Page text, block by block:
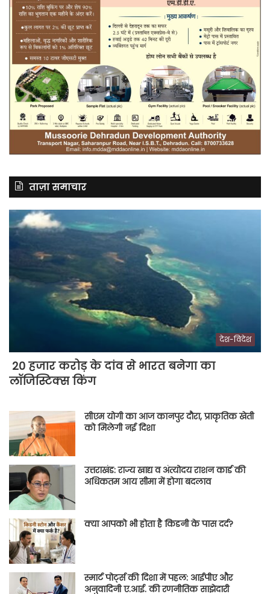
ताज़ा समाचार
देश-विदेश
20 हजार करोड़ के दांव से भारत बनेगा का
लॉजिस्टिक्स किंग
सीएम योगी का आज कानपुर दौरा, प्राकृतिक खेती
को मिलेगी नई दिशा
उत्तराखंड: राज्य खाद्य व अंत्योदय राशन कार्ड की
अधिकतम आय सीमा में होगा बदलाव
क्या आपको भी होता है किडनी के पास दर्द?
स्मार्ट पोर्ट्स की दिशा में पहल: आईपीए और
अनुवादिनी ए.आई. की रणनीतिक साझेदारी